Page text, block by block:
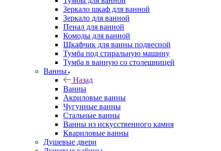
Зеркало шкаф для ванной
Зеркало для ванной
Пенал для ванной
Комоды для ванной
Шкафчик для ванны подвесной
Тумба под стиральную машину
Тумба в ванную со столешницей
Ванны
Назад
Ванны
Акриловые ванны
Чугунные ванны
Стальные ванны
Ванны из искусственного камня
Квариловые ванны
Душевые двери